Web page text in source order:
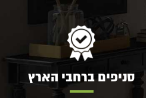
סניפים ברחבי הארץ